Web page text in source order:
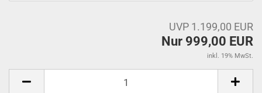
UVP 1.199,00 EUR
Nur 999,00 EUR
inkl. 19% MwSt.